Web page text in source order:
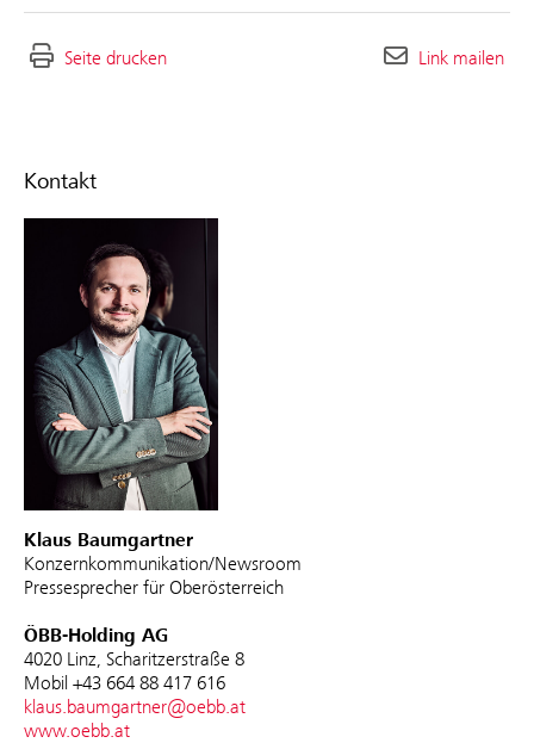
Kontakt
Klaus Baumgartner
Konzernkommunikation/Newsroom
Pressesprecher für Oberösterreich
ÖBB-Holding AG
4020 Linz, Scharitzerstraße 8
Mobil +43 664 88 417 616
klaus.baumgartner@oebb.at
www.oebb.at
Seite drucken Link mailen